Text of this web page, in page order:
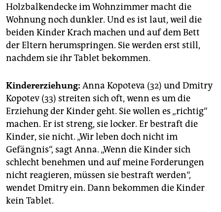
Holzbalkendecke im Wohnzimmer macht die
Wohnung noch dunkler. Und es ist laut, weil die
beiden Kinder Krach machen und auf dem Bett
der Eltern herumspringen. Sie werden erst still,
nachdem sie ihr Tablet bekommen.
Kindererziehung: Anna Kopoteva (32) und Dmitry
Kopotev (33) streiten sich oft, wenn es um die
Erziehung der Kinder geht. Sie wollen es „richtig“
machen. Er ist streng, sie locker. Er bestraft die
Kinder, sie nicht. „Wir leben doch nicht im
Gefängnis“, sagt Anna. „Wenn die Kinder sich
schlecht benehmen und auf meine Forderungen
nicht reagieren, müssen sie bestraft werden“,
wendet Dmitry ein. Dann bekommen die Kinder
kein Tablet.